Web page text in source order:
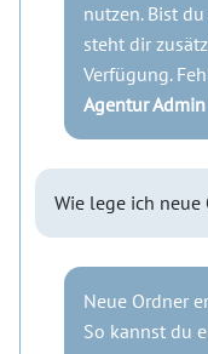
nutzen. Bist
steht dir
Verfügung.
Agentur
Wie lege ich neue
Neue Ordner
So kannst du